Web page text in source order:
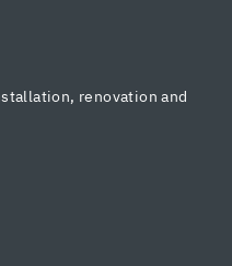
renovation and